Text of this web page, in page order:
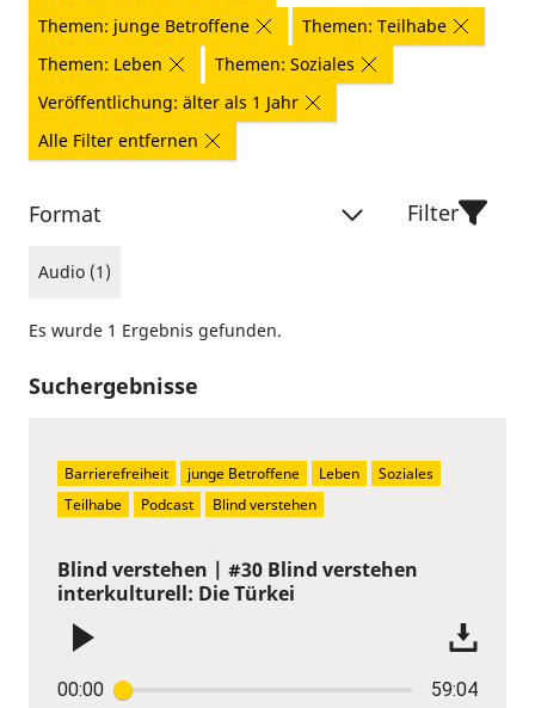
Themen: junge Betroffene
Themen: Teilhabe
Themen: Leben
Themen: Soziales
Veröffentlichung: älter als 1 Jahr
Alle Filter entfernen
Format
Audio (1)
Filter
Es wurde 1 Ergebnis gefunden.
Suchergebnisse
Blind verstehen | #30 Blind verstehen
interkulturell: Die Türkei
00:00 59:04
Barrierefreiheit junge Betroffene Leben
Soziales
Teilhabe
Podcast Blind verstehen